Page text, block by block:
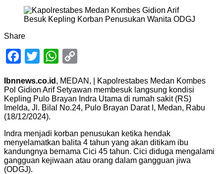
Share
Facebook
Twitter WhatsApp
Ibnnews.co.id , MEDAN, | Kapolrestabes Medan Kombes
Pol Gidion Arif Setyawan membesuk langsung kondisi
Kepling Pulo Brayan Indra Utama di rumah sakit (RS)
Imelda, Jl. Bilal No.24, Pulo Brayan Darat I, Medan, Rabu
(18/12/2024).
Indra menjadi korban penusukan ketika hendak
menyelamatkan balita 4 tahun yang akan ditikam ibu
kandungnya bernama Cici 45 tahun. Cici diduga mengalami
gangguan kejiwaan atau orang dalam gangguan jiwa
(ODGJ).